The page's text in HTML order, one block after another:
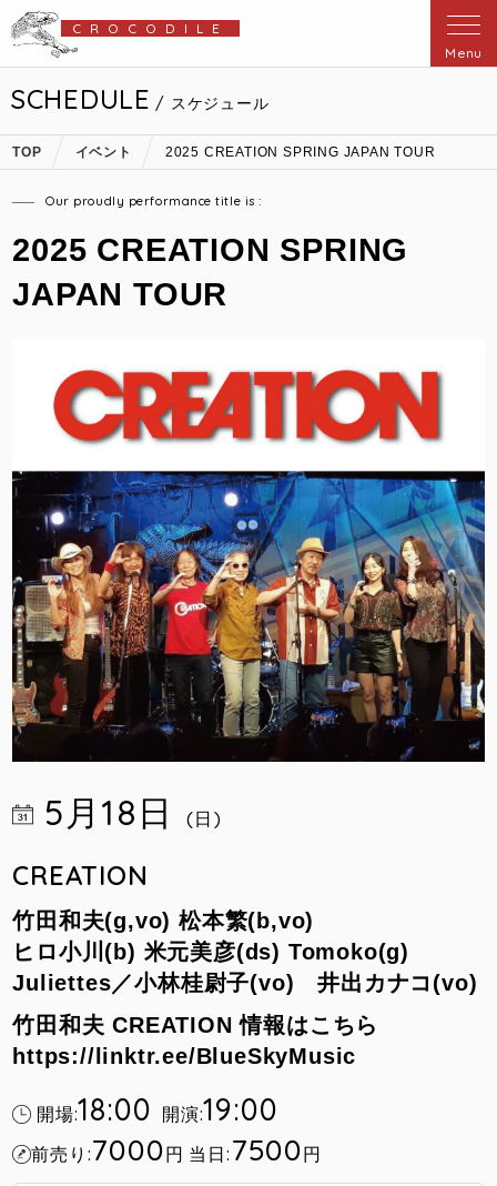
CROCODILE
Menu
SCHEDULE / スケジュール
TOP イベント 2025 CREATION SPRING JAPAN TOUR
Our proudly performance title is :
2025 CREATION SPRING
JAPAN TOUR
5月18日 (日)
CREATION
竹田和夫(g,vo) 松本繁(b,vo)
ヒロ小川(b) 米元美彦(ds) Tomoko(g)
Juliettes／小林桂尉子(vo) 井出カナコ(vo)
竹田和夫 CREATION 情報はこちら
https://linktr.ee/BlueSkyMusic
開場:18:00 開演:19:00
前売り:7000円 当日: 7500円